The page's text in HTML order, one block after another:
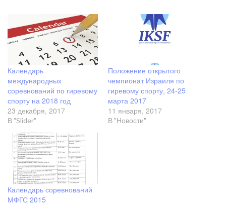
Календарь
международных
соревнований по гиревому
спорту на 2018 год
23 декабря, 2017
В "Slider"
Положение открытого
чемпионат Израиля по
гиревому спорту, 24-25
марта 2017
11 января, 2017
В "Новости"
Календарь соревнований
МФГС 2015